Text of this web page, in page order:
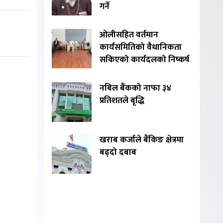
गर्ने
ओलीसहित वर्तमान
कार्यसमितिको वैधानिकता
सकिएको कार्यदलको निष्कर्ष
नबिल बैंकको नाफा ३४
प्रतिशतले बृद्धि
खराब कर्जाले बैंकिङ क्षेत्रमा
बढ्दो दबाब